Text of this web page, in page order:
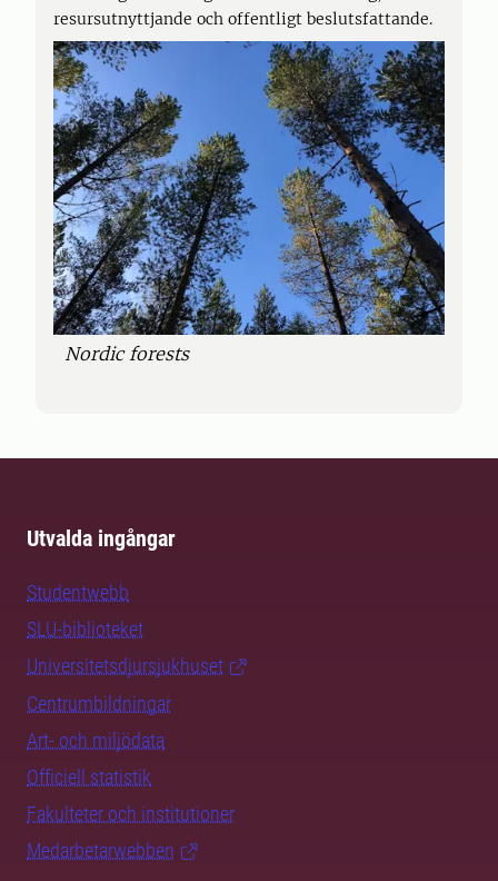
resursutnyttjande och offentligt beslutsfattande.
Nordic forests
Utvalda ingångar
Studentwebb
SLU-biblioteket
Universitetsdjursjukhuset
Centrumbildningar
Art- och miljödata
Officiell statistik
Fakulteter och institutioner
Medarbetarwebben